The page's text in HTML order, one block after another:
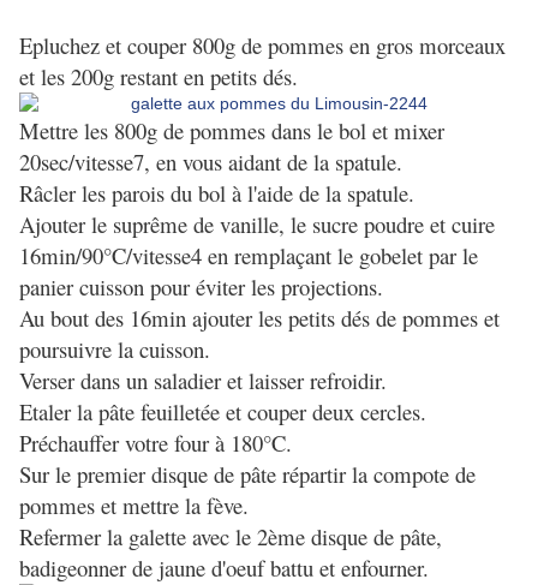
Epluchez et couper 800g de pommes en gros morceaux
et les 200g restant en petits dés.
Mettre les 800g de pommes dans le bol et mixer
20sec/vitesse7, en vous aidant de la spatule.
Râcler les parois du bol à l'aide de la spatule.
Ajouter le suprême de vanille, le sucre poudre et cuire
16min/90°C/vitesse4 en remplaçant le gobelet par le
panier cuisson pour éviter les projections.
Au bout des 16min ajouter les petits dés de pommes et
poursuivre la cuisson.
Verser dans un saladier et laisser refroidir.
Etaler la pâte feuilletée et couper deux cercles.
Préchauffer votre four à 180°C.
Sur le premier disque de pâte répartir la compote de
pommes et mettre la fève.
Refermer la galette avec le 2ème disque de pâte,
badigeonner de jaune d'oeuf battu et enfourner.